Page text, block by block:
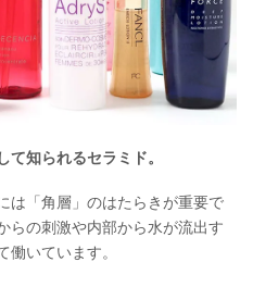
知られるセラミド。
は「角層」のはたらきが重要で
らの刺激や内部から水が流出す
働いています。